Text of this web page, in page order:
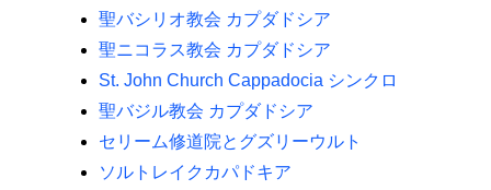
聖バシリオ教会 カプダドシア
聖ニコラス教会 カプダドシア
St. John Church Cappadocia シンクロ
聖バジル教会 カプダドシア
セリーム修道院とグズリーウルト
ソルトレイクカパドキア